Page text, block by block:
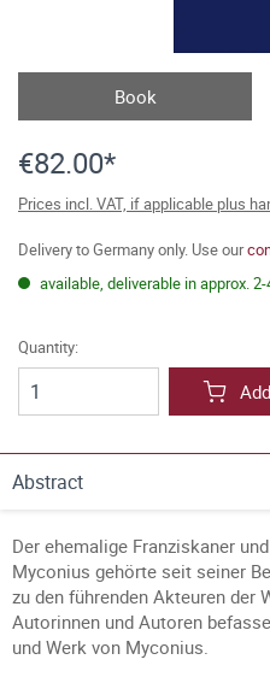
Book
€82.00*
Prices incl. VAT, if applicable plus
Delivery to Germany only. Use our
available, deliverable in approx.
Quantity:
Abstract
Der ehemalige Franziskaner
Myconius gehörte seit seiner
zu den führenden Akteuren der
Autorinnen und Autoren
und Werk von Myconius.